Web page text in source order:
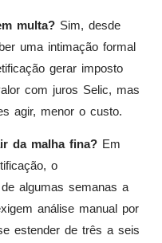
multa? Sim, desde
uma intimação formal
gerar imposto
com juros Selic, mas
agir, menor o custo.
da malha fina? Em
o
algumas semanas a
análise manual por
estender de três a seis